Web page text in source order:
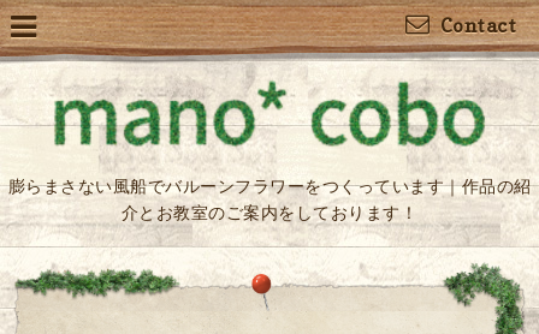
Contact
膨らまさない風船でバルーンフラワーをつくっています｜作品の紹
介とお教室のご案内をしております！